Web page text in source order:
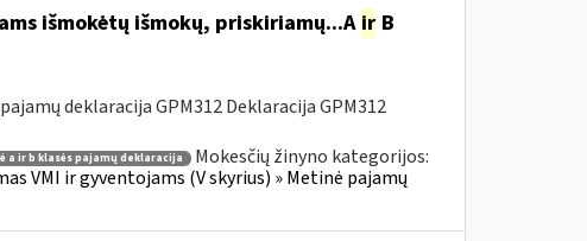
išmokėtų išmokų, priskiriamų...AirB
deklaracija GPM312 Deklaracija GPM312
a ir b klasės pajamų deklaracija
Mokesčių žinyno kategorijos:
VMI ir gyventojams (V skyrius) » Metinė pajamų